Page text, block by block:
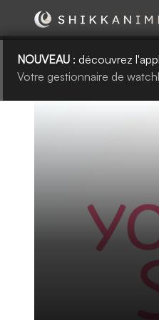
NOUVEAU : découvrez
Votre gestionnaire de